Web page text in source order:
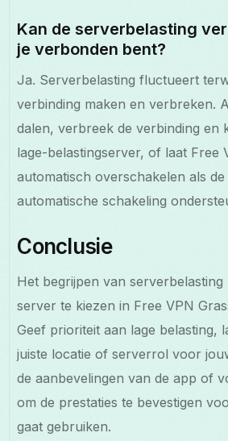
Kan de serverbelasting
je verbonden bent?
Ja. Serverbelasting fluctueert
verbinding maken en verbreken.
dalen, verbreek de verbinding en
lage-belastingserver, of laat Free
automatisch overschakelen als
automatische schakeling
Conclusie
Het begrijpen van serverbelasting
server te kiezen in Free VPN
Geef prioriteit aan lage belasting,
juiste locatie of serverrol voor
de aanbevelingen van de app of
om de prestaties te bevestigen
gaat gebruiken.